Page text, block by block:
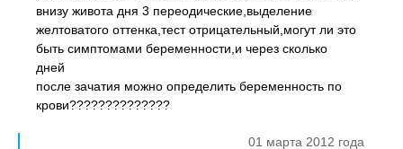
внизу живота дня 3 переодические,выделение
желтоватого оттенка,тест отрицательный,могут ли это
быть симптомами беременности,и через сколько
дней
после зачатия можно определить беременность по
крови??????????????
01 марта 2012 года